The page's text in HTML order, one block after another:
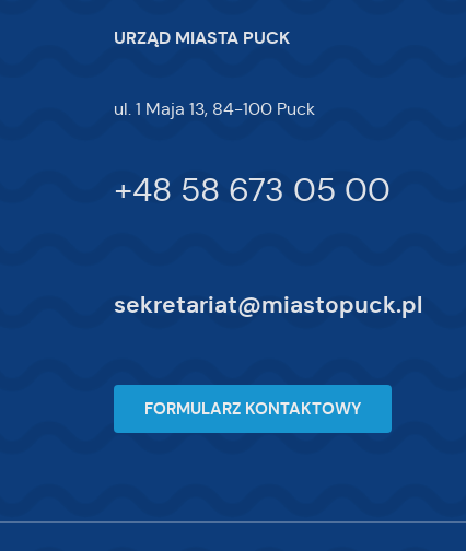
URZĄD MIASTA PUCK
ul. 1 Maja 13, 84-100 Puck
+48 58 673 05 00
sekretariat@miastopuck.pl
FORMULARZ KONTAKTOWY